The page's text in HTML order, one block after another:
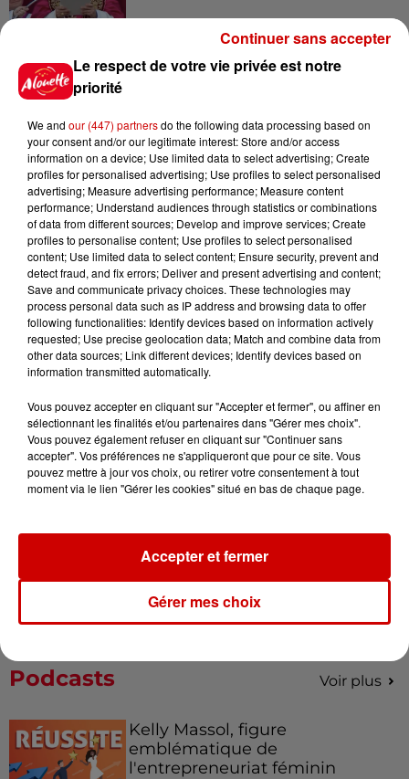
Jeux
Gagnez vos places pour le
festival Marché Gourmand 2026
à Coulon !
Le Duel - Gagnez vos entrées
pour l'un des zoos de nos
régions !
Destination Vacances - Gagnez
votre séjour en famille au cœur
de la...
Podcasts Voir plus
Kelly Massol, figure
emblématique de
l'entrepreneuriat féminin
Le respect de votre vie privée est notre
priorité
We and our (447) partnersdo the following data processing based on
your consent and/or our legitimate interest: Store and/or access
information on a device; Use limited data to select advertising; Create
profiles for personalised advertising; Use profiles to select personalised
advertising; Measure advertising performance; Measure content
performance; Understand audiences through statistics or combinations
of data from different sources; Develop and improve services; Create
profiles to personalise content; Use profiles to select personalised
content; Use limited data to select content; Ensure security, prevent and
detect fraud, and fix errors; Deliver and present advertising and content;
Save and communicate privacy choices. These technologies may
process personal data such as IP address and browsing data to offer
following functionalities: Identify devices based on information actively
requested; Use precise geolocation data; Match and combine data from
other data sources; Link different devices; Identify devices based on
information transmitted automatically.
Vous pouvez accepter en cliquant sur "Accepter et fermer", ou affiner en
sélectionnant les finalités et/ou partenaires dans "Gérer mes choix".
Vous pouvez également refuser en cliquant sur "Continuer sans
accepter". Vos préférences ne s'appliqueront que pour ce site. Vous
pouvez mettre à jour vos choix, ou retirer votre consentement à tout
moment via le lien "Gérer les cookies" situé en bas de chaque page.
Gérer mes choix
Accepter et fermer
Continuer sans accepter